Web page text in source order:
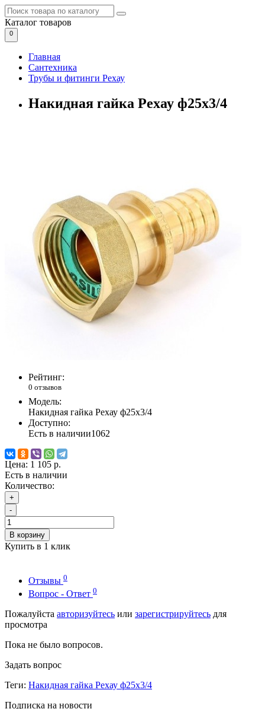
Каталог товаров
0
Главная
Сантехника
Трубы и фитинги Рехау
Накидная гайка Рехау ф25х3/4
Рейтинг:
0 отзывов
Модель:
Накидная гайка Рехау ф25х3/4
Доступно:
Есть в наличии1062
Цена: 1 105 р.
Есть в наличии
Количество:
+
-
В корзину
Купить в 1 клик
Отзывы 0
Вопрос - Ответ 0
Пожалуйста авторизуйтесь или зарегистрируйтесь для
просмотра
Пока не было вопросов.
Задать вопрос
Теги: Накидная гайка Рехау ф25х3/4
Подписка на новости